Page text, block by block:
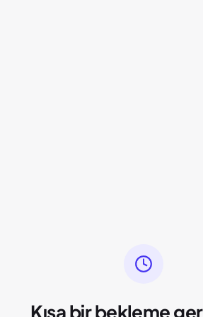
Kısa bir bekleme